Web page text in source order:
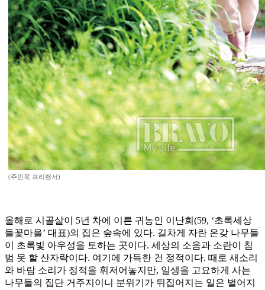
(주민욱 프리랜서)
올해로 시골살이 5년 차에 이른 귀농인 이난희(59, ‘초록세상
들꽃마을’ 대표)의 집은 숲속에 있다. 길차게 자란 온갖 나무들
이 초록빛 아우성을 토하는 곳이다. 세상의 소음과 소란이 침
범 못 할 산자락이다. 여기에 가득한 건 정적이다. 때로 새소리
와 바람 소리가 정적을 휘저어놓지만, 일생을 고요하게 사는
나무들의 집단 거주지이니 분위기가 뒤집어지는 일은 벌어지